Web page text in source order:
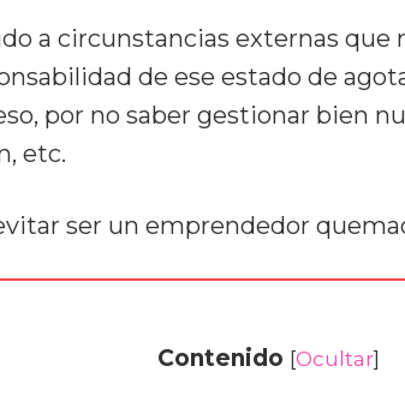
a circunstancias externas
de ese estado de
por no saber gestionar bien
etc.
ser un emprendedor
Contenido [Ocultar]